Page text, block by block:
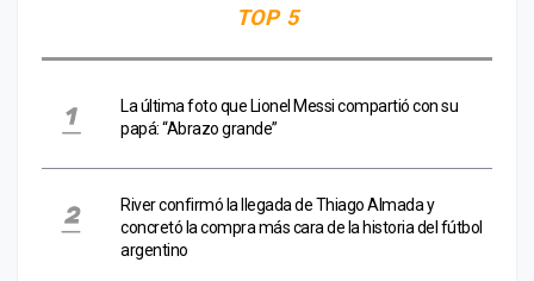
TOP 5
La última foto que Lionel Messi compartió con su
papá: “Abrazo grande”
River confirmó la llegada de Thiago Almada y
concretó la compra más cara de la historia del fútbol
argentino